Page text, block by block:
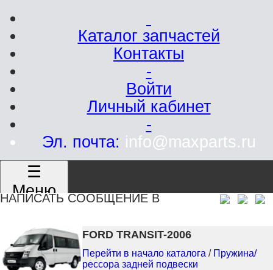
Каталог запчастей
Контакты
-
Войти
Личный кабинет
-
Эл. почта: info@maxparts.ru
☰
Меню
НАПИСАТЬ СООБЩЕНИЕ В
FORD TRANSIT-2006
Перейти в начало каталога / Пружина/
рессора задней подвески